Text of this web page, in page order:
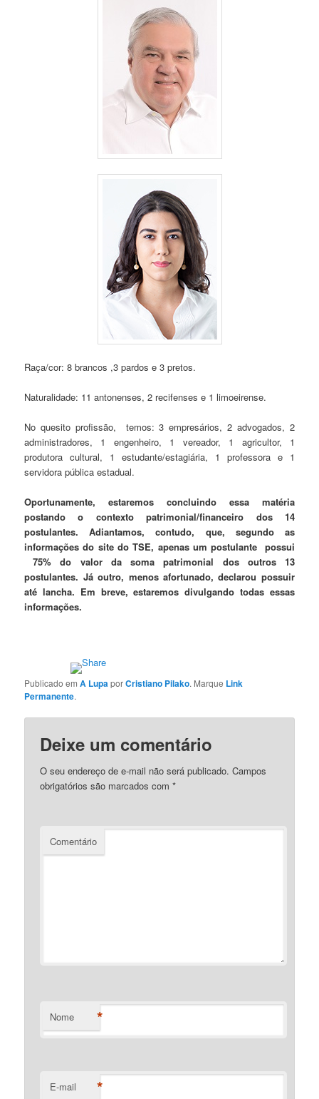
Raça/cor: 8 brancos ,3 pardos e 3 pretos.
Naturalidade: 11 antonenses, 2 recifenses e 1 limoeirense.
No quesito profissão, temos: 3 empresários, 2 advogados, 2
administradores, 1 engenheiro, 1 vereador, 1 agricultor, 1
produtora cultural, 1 estudante/estagiária, 1 professora e 1
servidora pública estadual.
Oportunamente, estaremos concluindo essa matéria
postando o contexto patrimonial/financeiro dos 14
postulantes. Adiantamos, contudo, que, segundo as
informações do site do TSE, apenas um postulante possui
75% do valor da soma patrimonial dos outros 13
postulantes. Já outro, menos afortunado, declarou possuir
até lancha. Em breve, estaremos divulgando todas essas
informações.
Publicado emA Lupa porCristiano Pilako. Marque Link
Permanente.
Deixe um comentário
O seu endereço de e-mail não será publicado. Campos
obrigatórios são marcados com*
Comentário
Nome *
E-mail *